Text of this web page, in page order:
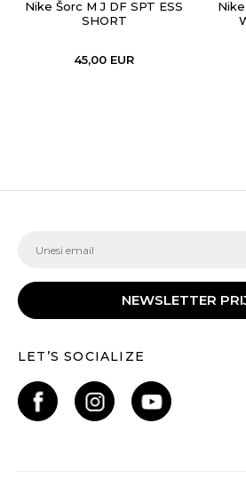
Nike Šorc M J DF SPT ESS
SHORT
45,00 EUR
NEWSLETTER
LET’S SOCIALIZE